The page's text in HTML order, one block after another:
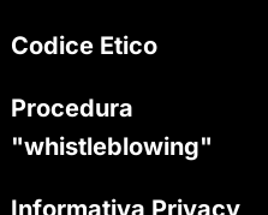
Codice Etico
Procedura
"whistleblowing"